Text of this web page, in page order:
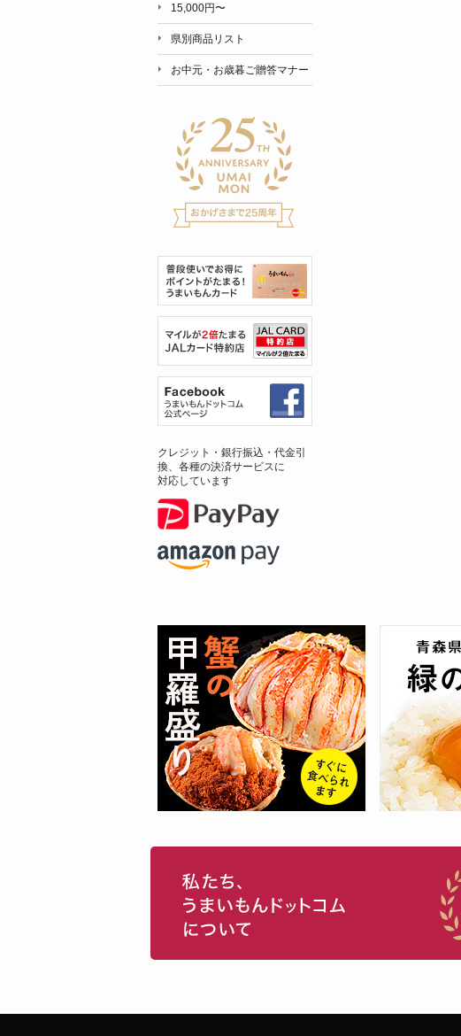
15,000円〜
県別商品リスト
お中元・お歳暮ご贈答マナー
クレジット・銀行振込・代金引
換、各種の決済サービスに
対応しています